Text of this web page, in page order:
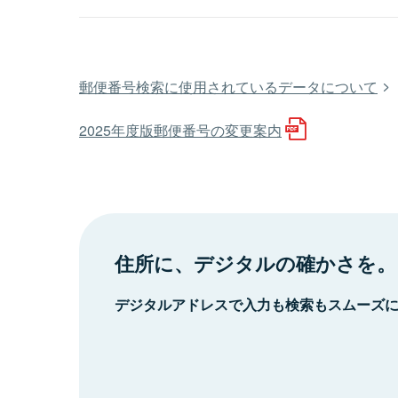
郵便番号検索に使用されているデータについて
2025年度版郵便番号の変更案内
住所に、デジタルの確かさを。
デジタルアドレスで入力も検索もスムーズ